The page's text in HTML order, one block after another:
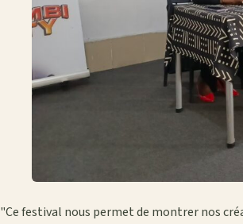
"Ce festival nous permet de montrer nos